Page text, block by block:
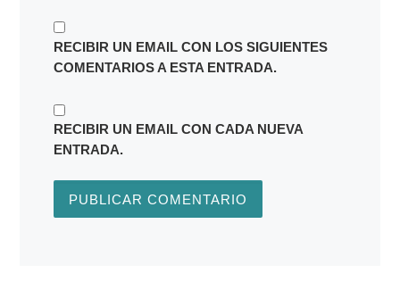
RECIBIR UN EMAIL CON LOS SIGUIENTES
COMENTARIOS A ESTA ENTRADA.
RECIBIR UN EMAIL CON CADA NUEVA
ENTRADA.